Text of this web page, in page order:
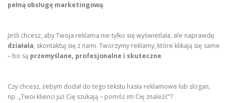
pełną obsługę marketingową.
Jeśli chcesz, aby Twoja reklama nie tylko się wyświetlała, ale naprawdę
działała, skontaktuj się z nami. Tworzymy reklamy, które klikają się same
– bo są przemyślane, profesjonalne i skuteczne.
Czy chcesz, żebym dodał do tego tekstu hasła reklamowe lub slogan,
np. „Twoi klienci już Cię szukają – pomóż im Cię znaleźć”?